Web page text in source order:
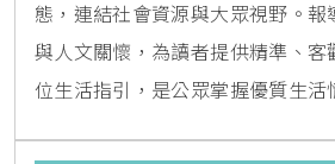
態，連結社會資源與大眾視野。報
與人文關懷，為讀者提供精準、客
位生活指引，是公眾掌握優質生活